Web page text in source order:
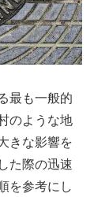
最も一般的
のような地
きな影響を
た際の迅速
を参考にし